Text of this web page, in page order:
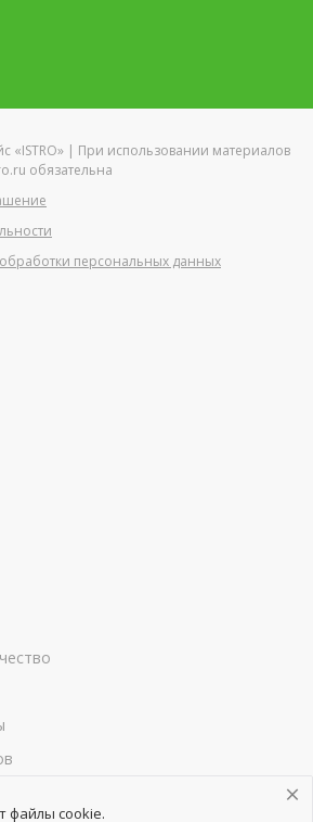
«ISTRO» | При использовании материалов
обязательна
персональных данных
файлы cookie.